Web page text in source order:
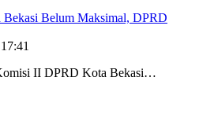
Bekasi Belum Maksimal, DPRD
II DPRD Kota Bekasi…